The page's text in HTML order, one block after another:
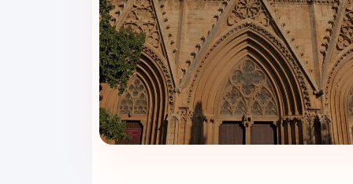
از هتل میل کنند و بعد از آن، برنامه خرید یا گشت
به اتاق، کمی آرام بنشینند و خستگی روز را کمتر